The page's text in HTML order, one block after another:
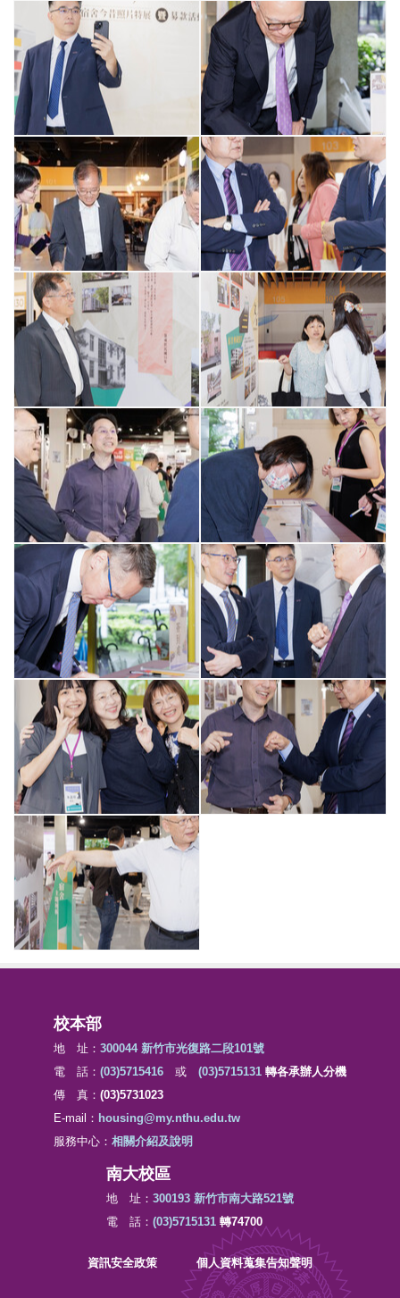
校本部
地 址： 300044 新竹市光復路二段101號
電 話： (03)5715416 或 (03)5715131 轉各承辦人分機
傳 真： (03)5731023
E-mail： housing@my.nthu.edu.tw
服務中心： 相關介紹及說明
南大校區
地 址： 300193 新竹市南大路521號
電 話： (03)5715131 轉74700
資訊安全政策 個人資料蒐集告知聲明